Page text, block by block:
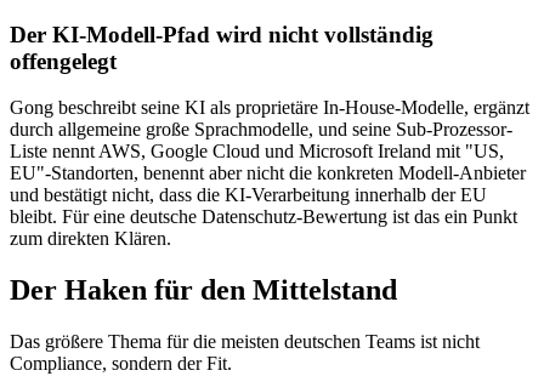
Der KI-Modell-Pfad wird nicht vollständig
offengelegt
Gong beschreibt seine KI als proprietäre In-House-Modelle, ergänzt
durch allgemeine große Sprachmodelle, und seine Sub-Prozessor-
Liste nennt AWS, Google Cloud und Microsoft Ireland mit "US,
EU"-Standorten, benennt aber nicht die konkreten Modell-Anbieter
und bestätigt nicht, dass die KI-Verarbeitung innerhalb der EU
bleibt. Für eine deutsche Datenschutz-Bewertung ist das ein Punkt
zum direkten Klären.
Der Haken für den Mittelstand
Das größere Thema für die meisten deutschen Teams ist nicht
Compliance, sondern der Fit.